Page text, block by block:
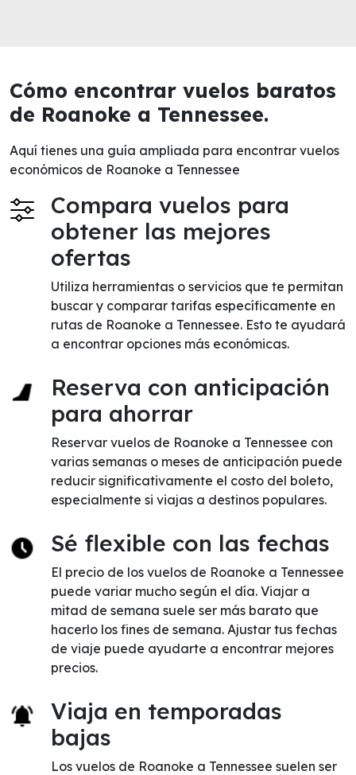
Cómo encontrar vuelos baratos
de Roanoke a Tennessee.
Aquí tienes una guía ampliada para encontrar vuelos
económicos de Roanoke a Tennessee
Compara vuelos para
obtener las mejores
ofertas
Utiliza herramientas o servicios que te permitan
buscar y comparar tarifas específicamente en
rutas de Roanoke a Tennessee. Esto te ayudará
a encontrar opciones más económicas.
Reserva con anticipación
para ahorrar
Reservar vuelos de Roanoke a Tennessee con
varias semanas o meses de anticipación puede
reducir significativamente el costo del boleto,
especialmente si viajas a destinos populares.
Sé flexible con las fechas
El precio de los vuelos de Roanoke a Tennessee
puede variar mucho según el día. Viajar a
mitad de semana suele ser más barato que
hacerlo los fines de semana. Ajustar tus fechas
de viaje puede ayudarte a encontrar mejores
precios.
Viaja en temporadas
bajas
Los vuelos de Roanoke a Tennessee suelen ser